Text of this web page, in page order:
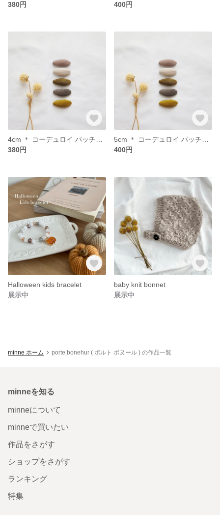
380円 400円
380円
400円
Halloween kids bracelet
展示中
baby knit bonnet
展示中
minne ホーム porte bonehur ( ポルト ボヌール ) の作品一覧
minneを知る
minneについて
minneで買いたい
作品をさがす
ショップをさがす
ランキング
特集